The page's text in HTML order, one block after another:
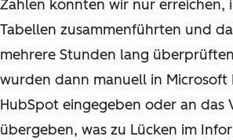
Zahlen konnten wir nur erreichen,
Tabellen zusammenführten und
mehrere Stunden lang
wurden dann manuell in Microsoft
HubSpot eingegeben oder an das
übergeben, was zu Lücken im